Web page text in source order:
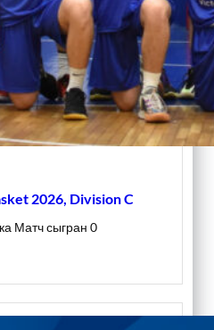
2026, Division C
Матч сыгран 0